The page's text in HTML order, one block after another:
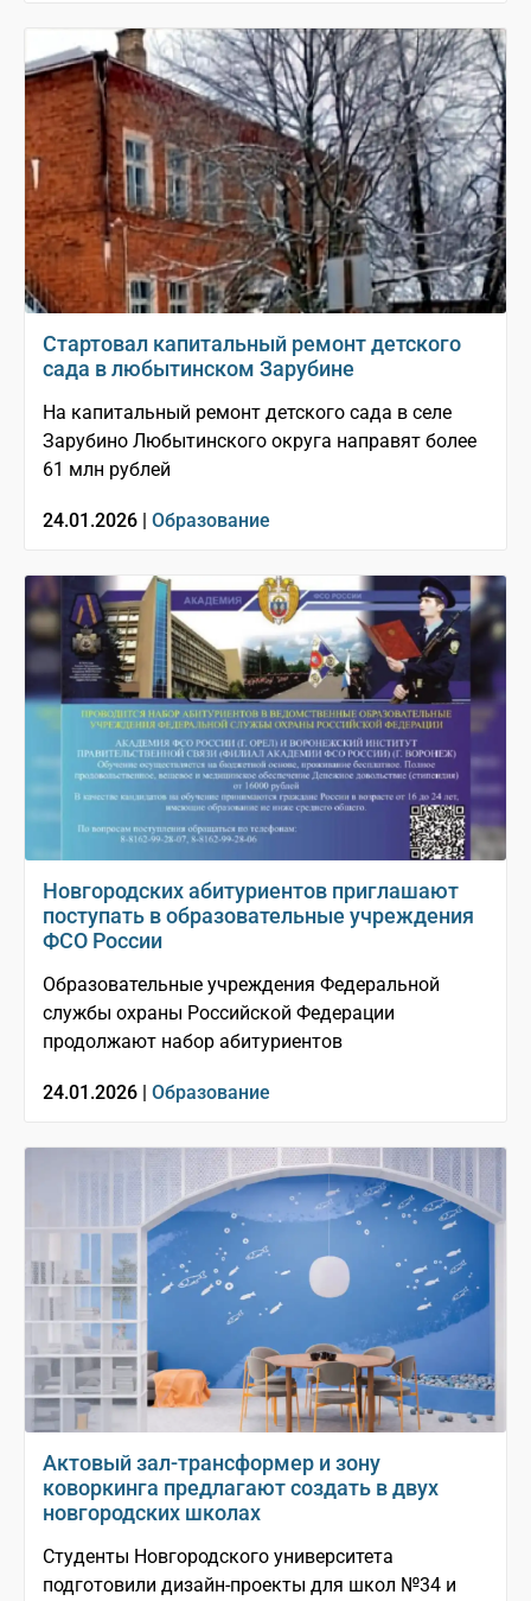
Стартовал капитальный ремонт детского
сада в любытинском Зарубине
На капитальный ремонт детского сада в селе
Зарубино Любытинского округа направят более
61 млн рублей
24.01.2026 | Образование
Новгородских абитуриентов приглашают
поступать в образовательные учреждения
ФСО России
Образовательные учреждения Федеральной
службы охраны Российской Федерации
продолжают набор абитуриентов
24.01.2026 | Образование
Актовый зал-трансформер и зону
коворкинга предлагают создать в двух
новгородских школах
Студенты Новгородского университета
подготовили дизайн-проекты для школ №34 и